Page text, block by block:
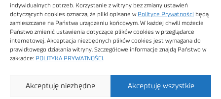
indywidualnych potrzeb. Korzystanie z witryny bez zmiany ustawień
dotyczących cookies oznacza, że pliki opisane w Polityce Prywatności będą
zamieszczane na Państwa urządzeniu końcowym. W każdej chwili możecie
Państwo zmienić ustawienia dotyczące plików cookies w przeglądarce
internetowej. Akceptacja niezbędnych plików cookies jest wymagana do
prawidłowego działania witryny. Szczegółowe informacje znajdą Państwo w
zakładce: POLITYKA PRYWATNOŚCI
Akceptuję wszystkie
Akceptuję niezbędne
Obrazy stockowe
autorstwa
Technologiczny